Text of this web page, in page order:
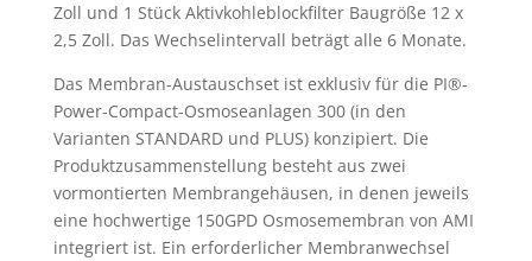
Zoll und 1 Stück Aktivkohleblockfilter Baugröße 12 x
2,5 Zoll. Das Wechselintervall beträgt alle 6 Monate.
Das Membran-Austauschset ist exklusiv für die PI®-
Power-Compact-Osmoseanlagen 300 (in den
Varianten STANDARD und PLUS) konzipiert. Die
Produktzusammenstellung besteht aus zwei
vormontierten Membrangehäusen, in denen jeweils
eine hochwertige 150GPD Osmosemembran von AMI
integriert ist. Ein erforderlicher Membranwechsel